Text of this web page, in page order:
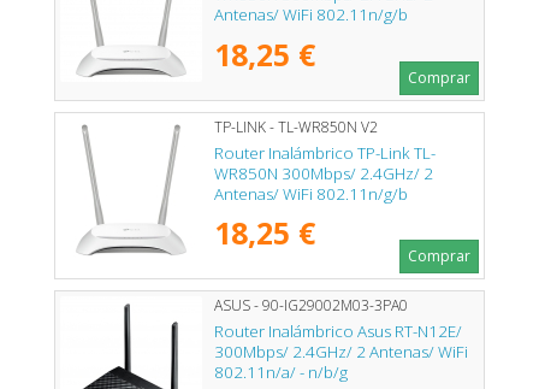
Antenas/ WiFi 802.11n/g/b
18,25 €
Comprar
TP-LINK - TL-WR850N V2
Router Inalámbrico TP-Link TL-
WR850N 300Mbps/ 2.4GHz/ 2
Antenas/ WiFi 802.11n/g/b
18,25 €
Comprar
ASUS - 90-IG29002M03-3PA0
Router Inalámbrico Asus RT-N12E/
300Mbps/ 2.4GHz/ 2 Antenas/ WiFi
802.11n/a/ - n/b/g